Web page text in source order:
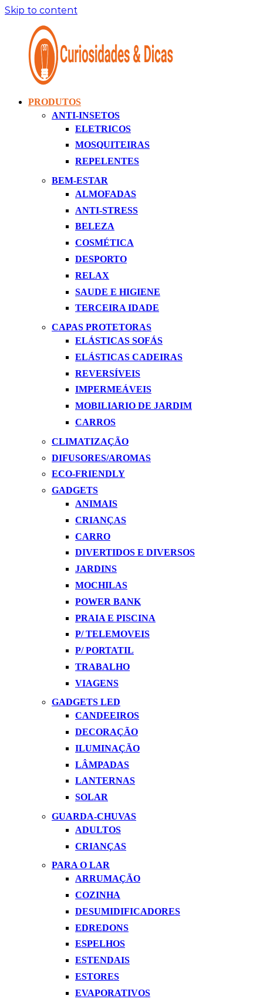
Skip to content
Curiosidades
Apaixonados
PRODUTOS
ANTI-INSETOS
ELETRICOS
MOSQUITEIRAS
REPELENTES
BEM-ESTAR
ALMOFADAS
ANTI-STRESS
BELEZA
COSMÉTICA
DESPORTO
RELAX
SAUDE E HIGIENE
TERCEIRA IDADE
CAPAS PROTETORAS
ELÁSTICAS SOFÁS
ELÁSTICAS CADEIRAS
REVERSÍVEIS
IMPERMEÁVEIS
MOBILIARIO DE JARDIM
CARROS
CLIMATIZAÇÃO
DIFUSORES/AROMAS
ECO-FRIENDLY
GADGETS
ANIMAIS
CRIANÇAS
CARRO
DIVERTIDOS E DIVERSOS
JARDINS
MOCHILAS
POWER BANK
PRAIA E PISCINA
P/ TELEMOVEIS
P/ PORTATIL
TRABALHO
VIAGENS
GADGETS LED
CANDEEIROS
DECORAÇÃO
ILUMINAÇÃO
LÂMPADAS
LANTERNAS
SOLAR
GUARDA-CHUVAS
ADULTOS
CRIANÇAS
PARA O LAR
ARRUMAÇÃO
COZINHA
DESUMIDIFICADORES
EDREDONS
ESPELHOS
ESTENDAIS
ESTORES
EVAPORATIVOS